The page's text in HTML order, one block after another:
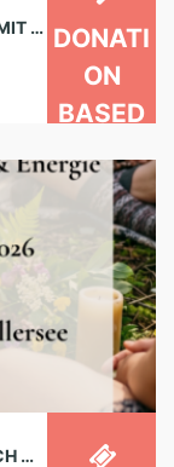
FEMALE MOTION LAB – GENTLE FLOW MIT ANNA DONATI
ON
BASED
FRAUENKREIS IM WALD – VERBINDE DICH MIT DEINER WEIBLICHEN KRAFT